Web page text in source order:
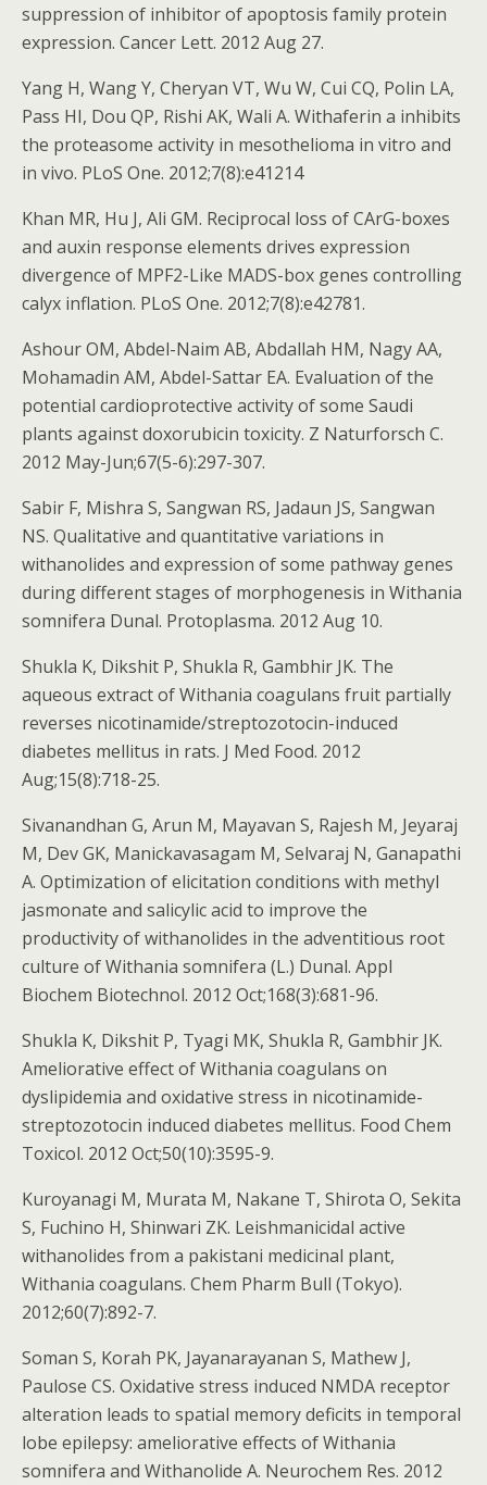
suppression of inhibitor of apoptosis family protein
expression. Cancer Lett. 2012 Aug 27.
Yang H, Wang Y, Cheryan VT, Wu W, Cui CQ, Polin LA,
Pass HI, Dou QP, Rishi AK, Wali A. Withaferin a inhibits
the proteasome activity in mesothelioma in vitro and
in vivo. PLoS One. 2012;7(8):e41214
Khan MR, Hu J, Ali GM. Reciprocal loss of CArG-boxes
and auxin response elements drives expression
divergence of MPF2-Like MADS-box genes controlling
calyx inflation. PLoS One. 2012;7(8):e42781.
Ashour OM, Abdel-Naim AB, Abdallah HM, Nagy AA,
Mohamadin AM, Abdel-Sattar EA. Evaluation of the
potential cardioprotective activity of some Saudi
plants against doxorubicin toxicity. Z Naturforsch C.
2012 May-Jun;67(5-6):297-307.
Sabir F, Mishra S, Sangwan RS, Jadaun JS, Sangwan
NS. Qualitative and quantitative variations in
withanolides and expression of some pathway genes
during different stages of morphogenesis in Withania
somnifera Dunal. Protoplasma. 2012 Aug 10.
Shukla K, Dikshit P, Shukla R, Gambhir JK. The
aqueous extract of Withania coagulans fruit partially
reverses nicotinamide/streptozotocin-induced
diabetes mellitus in rats. J Med Food. 2012
Aug;15(8):718-25.
Sivanandhan G, Arun M, Mayavan S, Rajesh M, Jeyaraj
M, Dev GK, Manickavasagam M, Selvaraj N, Ganapathi
A. Optimization of elicitation conditions with methyl
jasmonate and salicylic acid to improve the
productivity of withanolides in the adventitious root
culture of Withania somnifera (L.) Dunal. Appl
Biochem Biotechnol. 2012 Oct;168(3):681-96.
Shukla K, Dikshit P, Tyagi MK, Shukla R, Gambhir JK.
Ameliorative effect of Withania coagulans on
dyslipidemia and oxidative stress in nicotinamide-
streptozotocin induced diabetes mellitus. Food Chem
Toxicol. 2012 Oct;50(10):3595-9.
Kuroyanagi M, Murata M, Nakane T, Shirota O, Sekita
S, Fuchino H, Shinwari ZK. Leishmanicidal active
withanolides from a pakistani medicinal plant,
Withania coagulans. Chem Pharm Bull (Tokyo).
2012;60(7):892-7.
Soman S, Korah PK, Jayanarayanan S, Mathew J,
Paulose CS. Oxidative stress induced NMDA receptor
alteration leads to spatial memory deficits in temporal
lobe epilepsy: ameliorative effects of Withania
somnifera and Withanolide A. Neurochem Res. 2012